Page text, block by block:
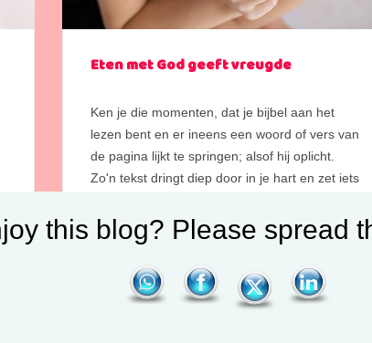
Eten met God geeft vreugde
Ken je die momenten, dat je bijbel aan het
lezen bent en er ineens een woord of vers van
de pagina lijkt te springen; alsof hij oplicht.
Zo'n tekst dringt diep door in je hart en zet iets
precies dat moment, voor jou. Het is...
Continue reading
this blog? Please spread